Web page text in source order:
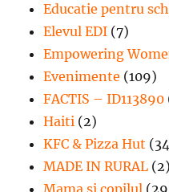
Educatie pentru
Elevul EDI (7)
Empowering
Evenimente (109)
FACTIS – ID113890
Haiti (2)
KFC & Pizza Hut
MADE IN RURAL (2)